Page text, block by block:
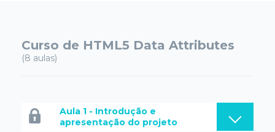
Curso de HTML5 Data Attributes
(8 aulas)
Aula 1 - Introdução e
apresentação do projeto